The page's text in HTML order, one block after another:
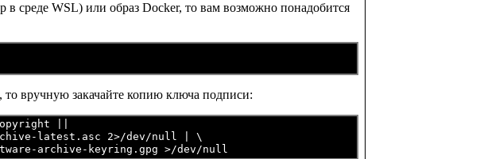
среде WSL) или образ Docker, то вам возможно понадобится
то вручную закачайте копию ключа подписи:
||
latest.asc 2>/dev/null | \